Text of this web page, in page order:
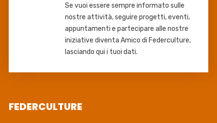
Se vuoi essere sempre informato sulle
nostre attività, seguire progetti, eventi,
appuntamenti e partecipare alle nostre
iniziative diventa Amico di Federculture,
lasciando qui i tuoi dati.
FEDERCULTURE